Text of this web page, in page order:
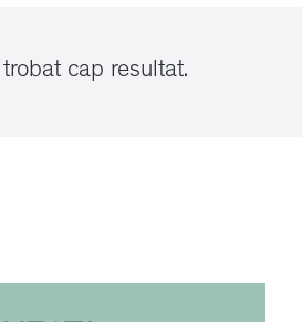
cap resultat.